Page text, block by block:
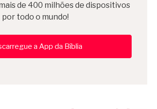
de 400 milhões de dispositivos
por todo o mundo!
a App da Bíblia